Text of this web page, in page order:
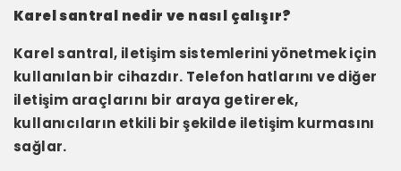
Karel santral nedir ve nasıl çalışır?
Karel santral, iletişim sistemlerini yönetmek için
kullanılan bir cihazdır. Telefon hatlarını ve diğer
iletişim araçlarını bir araya getirerek,
kullanıcıların etkili bir şekilde iletişim kurmasını
sağlar.